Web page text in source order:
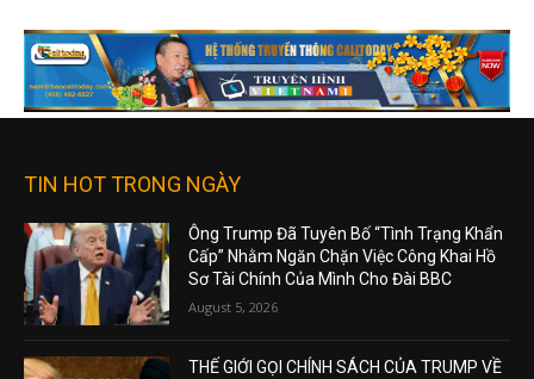
TIN HOT TRONG NGÀY
Ông Trump Đã Tuyên Bố “Tình Trạng Khẩn
Cấp” Nhằm Ngăn Chặn Việc Công Khai Hồ
Sơ Tài Chính Của Mình Cho Đài BBC
August 5, 2026
THẾ GIỚI GỌI CHÍNH SÁCH CỦA TRUMP VỀ